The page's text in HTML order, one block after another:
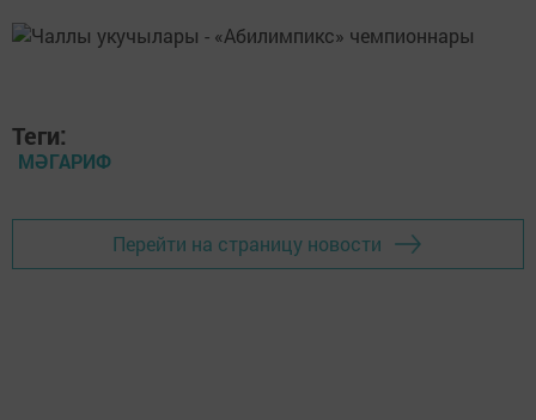
Теги:
МӘГАРИФ
Перейти на страницу новости